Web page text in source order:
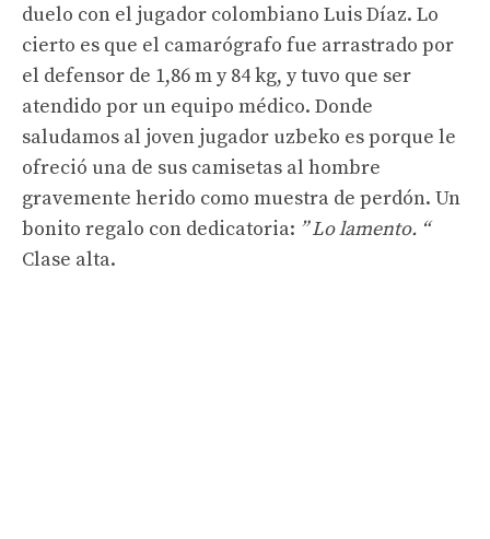
duelo con el jugador colombiano Luis Díaz. Lo
cierto es que el camarógrafo fue arrastrado por
el defensor de 1,86 m y 84 kg, y tuvo que ser
atendido por un equipo médico. Donde
saludamos al joven jugador uzbeko es porque le
ofreció una de sus camisetas al hombre
gravemente herido como muestra de perdón. Un
bonito regalo con dedicatoria: ” Lo lamento. “
Clase alta.